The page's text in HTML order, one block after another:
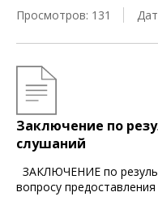
Просмотров: 131
Заключение по
слушаний
ЗАКЛЮЧЕНИЕ по
вопросу